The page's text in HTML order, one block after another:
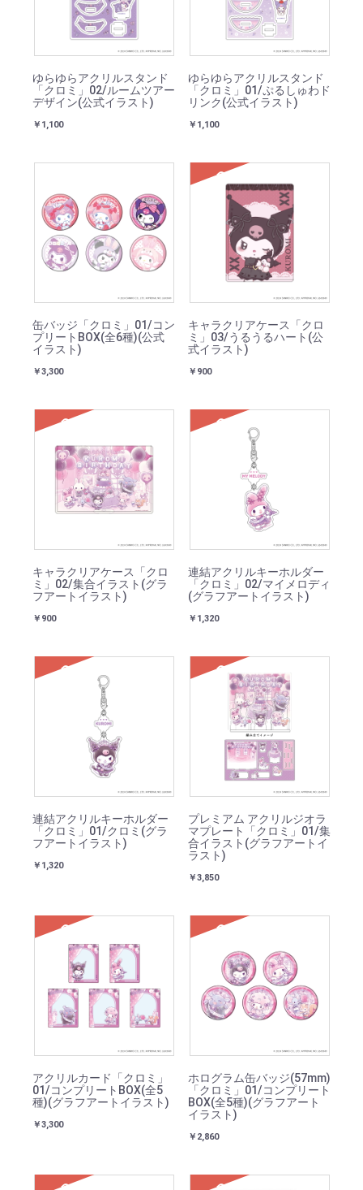
ゆらゆらアクリルスタンド
「クロミ」02/ルームツアー
デザイン(公式イラスト)
￥1,100
ゆらゆらアクリルスタンド
「クロミ」01/ぷるしゅわド
リンク(公式イラスト)
￥1,100
缶バッジ「クロミ」01/コン
プリートBOX(全6種)(公式
イラスト)
￥3,300
SOLD
キャラクリアケース「クロ
ミ」03/うるうるハート(公
式イラスト)
￥900
SOLD
キャラクリアケース「クロ
ミ」02/集合イラスト(グラ
フアートイラスト)
￥900
SOLD
連結アクリルキーホルダー
「クロミ」02/マイメロディ
(グラフアートイラスト)
￥1,320
SOLD
連結アクリルキーホルダー
「クロミ」01/クロミ(グラ
フアートイラスト)
￥1,320
SOLD
プレミアム アクリルジオラ
マプレート「クロミ」01/集
合イラスト(グラフアートイ
ラスト)
￥3,850
SOLD
アクリルカード「クロミ」
01/コンプリートBOX(全5
種)(グラフアートイラスト)
￥3,300
SOLD
ホログラム缶バッジ(57mm)
「クロミ」01/コンプリート
BOX(全5種)(グラフアート
イラスト)
￥2,860